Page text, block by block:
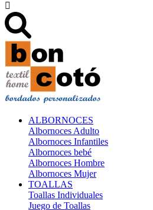

ALBORNOCES
Albornoces Adulto
Albornoces Infantiles
Albornoces bebé
Albornoces Hombre
Albornoces Mujer
TOALLAS
Toallas Individuales
Juego de Toallas